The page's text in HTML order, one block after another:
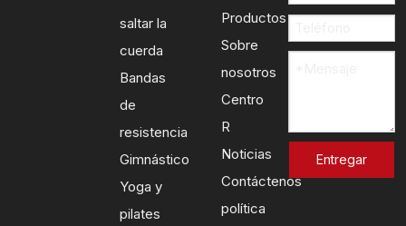
saltar la
cuerda
Bandas
de
resistencia
Gimnástico
Yoga y
pilates
Productos
Sobre
nosotros
Centro
R
Noticias
Contáctenos
política
Entregar